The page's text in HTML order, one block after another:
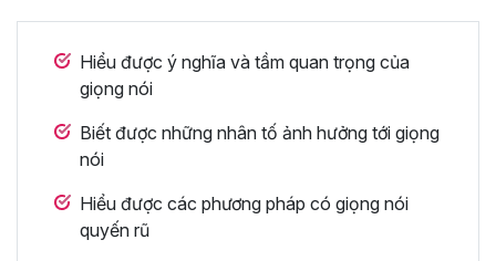
Hiểu được ý nghĩa và tầm quan trọng của
giọng nói
Biết được những nhân tố ảnh hưởng tới giọng
nói
Hiểu được các phương pháp có giọng nói
quyến rũ